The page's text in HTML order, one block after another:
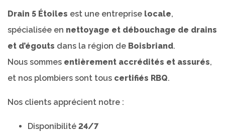
Drain 5 Étoiles est une entreprise locale,
spécialisée en nettoyage et débouchage de drains
et d’égouts dans la région de Boisbriand.
Nous sommes entièrement accrédités et assurés,
et nos plombiers sont tous certifiés RBQ.
Nos clients apprécient notre :
Disponibilité 24/7